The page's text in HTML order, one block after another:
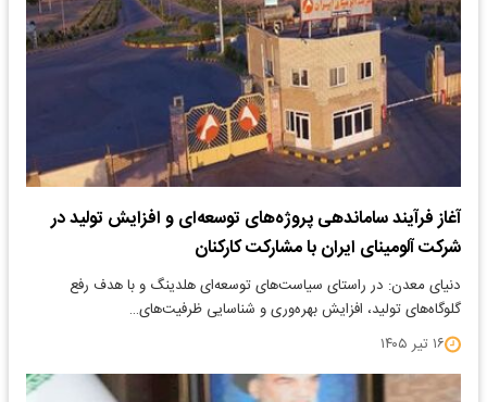
آغاز فرآیند ساماندهی پروژه‌های توسعه‌ای و افزایش تولید در
شرکت آلومینای ایران با مشارکت کارکنان
دنیای معدن: در راستای سیاست‌های توسعه‌ای هلدینگ و با هدف رفع
گلوگاه‌های تولید، افزایش بهره‌وری و شناسایی ظرفیت‌های…
۱۶ تیر ۱۴۰۵